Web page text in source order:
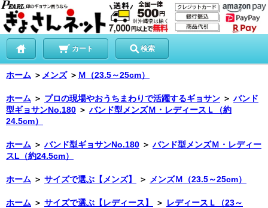
カート 検索
ホーム ＞ メンズ ＞ Ｍ（23.5～25cm）
ホーム ＞ プロの現場やおうちまわりで活躍するギョサン ＞ バンド
型ギョサンNo.180 ＞ バンド型メンズＭ・レディースＬ（約
24.5cm）
ホーム ＞ バンド型ギョサンNo.180 ＞ バンド型メンズＭ・レディー
スL（約24.5cm）
ホーム ＞ サイズで選ぶ【メンズ】 ＞ メンズＭ（23.5～25cm）
ホーム ＞ サイズで選ぶ【レディース】 ＞ レディースＬ（23～